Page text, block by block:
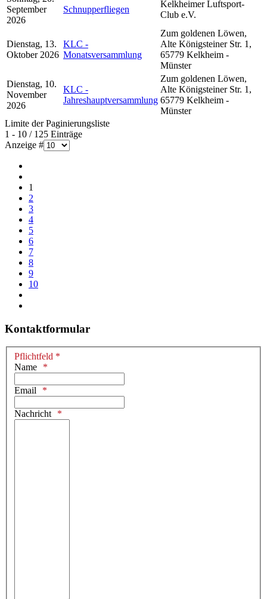
September
2026
Schnupperfliegen
Kelkheimer Luftsport-
Club e.V.
Dienstag, 13.
Oktober 2026
KLC -
Monatsversammlung
Zum goldenen Löwen,
Alte Königsteiner Str. 1,
65779 Kelkheim -
Münster
Dienstag, 10.
November
2026
KLC -
Jahreshauptversammlung
Zum goldenen Löwen,
Alte Königsteiner Str. 1,
65779 Kelkheim -
Münster
Limite der Paginierungsliste
1 - 10 / 125 Einträge
Anzeige #
1
2
3
4
5
6
7
8
9
10
Kontaktformular
Pflichtfeld *
Name
Email
Nachricht